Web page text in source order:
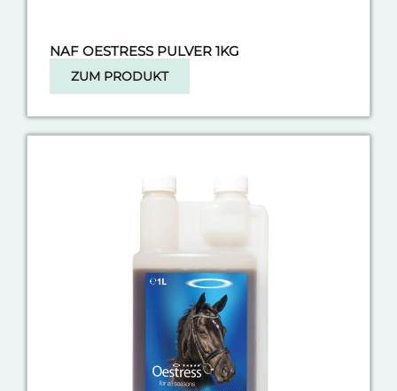
NAF OESTRESS PULVER 1KG
ZUM PRODUKT